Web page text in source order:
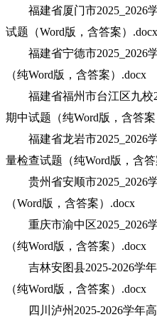
福建省厦门市2025_2026
试题（Word版，含答案）.docx
福建省宁德市2025_2026
（纯Word版，含答案）.docx
福建省福州市台江区九校
期中试题（纯Word版，含答案
福建省龙岩市2025_2026
量检查试题（纯Word版，含
贵州省安顺市2025_2026
（Word版，含答案）.docx
重庆市渝中区2025_2026
（纯Word版，含答案）.docx
吉林安图县2025-2026学年
（纯Word版，含答案）.docx
四川泸州2025-2026学年高